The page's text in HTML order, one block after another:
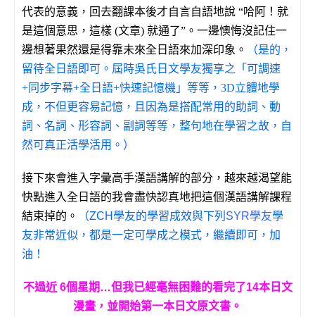
代表的意義，回去翻課本後才自言自語地說 “哈阿！就
是這個意思，這樣 (文章) 就通了”。一邊懊悔沒記住一
邊想著果然還是得靠未來全日語來加深印象。
（是的，
留待全日語即可。屆時吳氏日文學友獨享之「可調速
+同步字幕+全日語+快速記憶機」等等，3D立體地學
成，不但更容易記憶，且因為是搭配常用的助詞、動
詞、名詞、形容詞、副詞等等，整句地在學習之故，自
然可真正活學活用。）
接下來會進入字彙高手漢語講解的部分，越來越渴望能
快點進入全日語的我會盡快認真地把這個漢語講解課程
結束掉的。
（ZCH學友的學習成效與下列 SYR學友學
友非常近似，都是一定可學成之模式，繼續即可，加
油！
不過近 6個星期…但我已經毫無困難的看完了14本日文
漫畫，並開始第一本日文原文書。